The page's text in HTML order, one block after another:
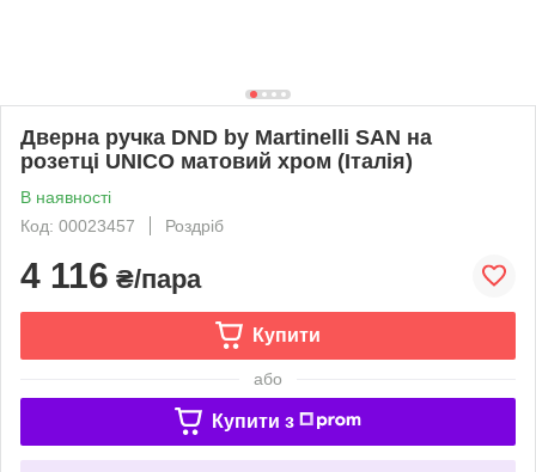
Дверна ручка DND by Martinelli SAN на
розетці UNICO матовий хром (Італія)
В наявності
Код: 00023457
Роздріб
4 116 ₴/пара
Купити
або
Купити з